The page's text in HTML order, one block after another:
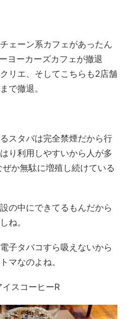
ェーン系カフェがあったん
ヨーカーズカフェが撤退
リエ、そしてこちらも2店舗
で撤退。
スタバは完全禁煙だから行
り利用しやすいから人が多
か無駄に増殖し続けている
の中にできてるもんだから
ね。
子タバコすら吸えないから
マなのよね。
スコーヒーR